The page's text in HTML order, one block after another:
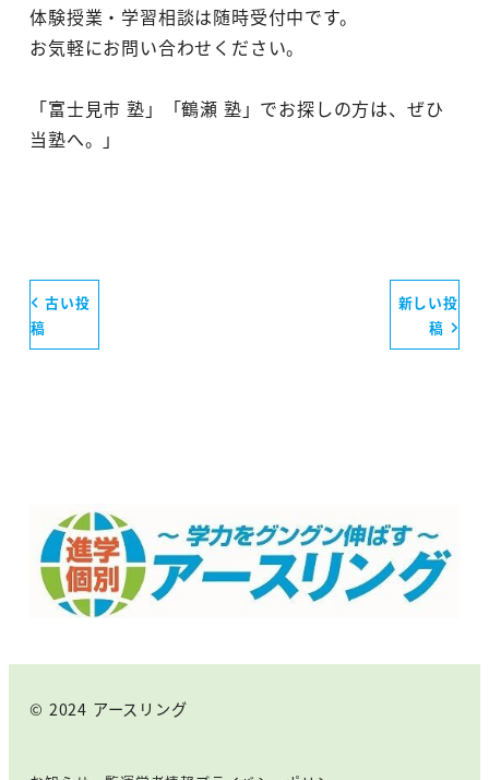
体験授業・学習相談は随時受付中です。
お気軽にお問い合わせください。
「富士見市 塾」「鶴瀬 塾」でお探しの方は、ぜひ
当塾へ。」
古い投
稿
新しい投
稿
© 2024 アースリング